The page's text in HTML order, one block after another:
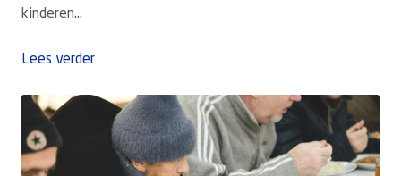
kinderen...
Lees verder